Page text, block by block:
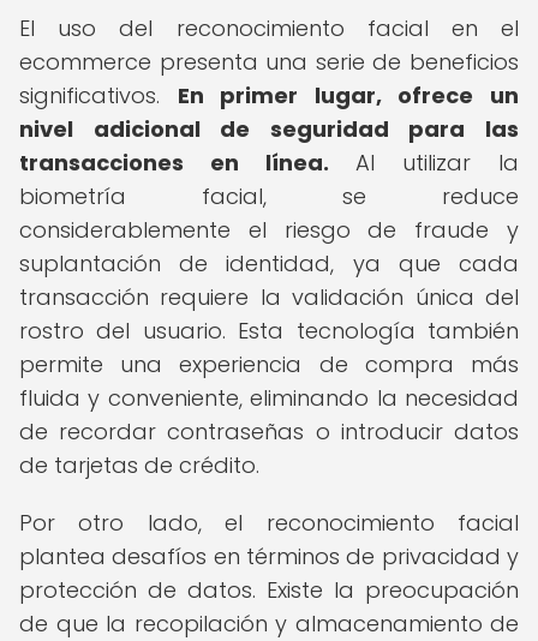
El uso del reconocimiento facial en el
ecommerce presenta una serie de beneficios
significativos. En primer lugar, ofrece un
nivel adicional de seguridad para las
transacciones en línea. Al utilizar la
biometría facial, se reduce
considerablemente el riesgo de fraude y
suplantación de identidad, ya que cada
transacción requiere la validación única del
rostro del usuario. Esta tecnología también
permite una experiencia de compra más
fluida y conveniente, eliminando la necesidad
de recordar contraseñas o introducir datos
de tarjetas de crédito.
Por otro lado, el reconocimiento facial
plantea desafíos en términos de privacidad y
protección de datos. Existe la preocupación
de que la recopilación y almacenamiento de